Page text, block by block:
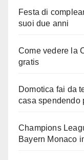
Festa di
suoi due anni
Come vedere la
gratis
Domotica fai da
casa spendendo
Champions
Bayern Monaco